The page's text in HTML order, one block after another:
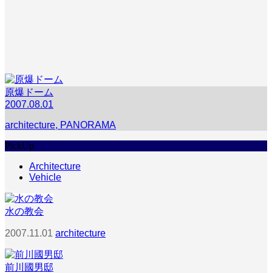
原爆ドーム
2007.08.01
architecture, PANORAMA
PickUp
Architecture
Vehicle
水の教会
2007.11.01 architecture
前川國男邸